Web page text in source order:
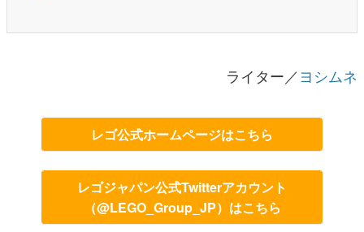
ライター／ヨシムネ
レゴ公式ホームページはこちら
レゴジャパン公式Twitterアカウント
（@LEGO_Group_JP）はこちら